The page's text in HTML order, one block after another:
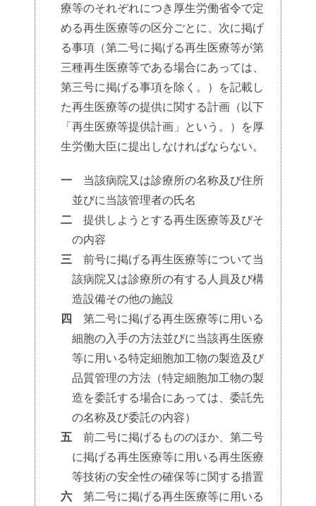
療等のそれぞれにつき厚生労働省令で定
める再生医療等の区分ごとに、次に掲げ
る事項（第二号に掲げる再生医療等が第
三種再生医療等である場合にあっては、
第三号に掲げる事項を除く。）を記載し
た再生医療等の提供に関する計画（以下
「再生医療等提供計画」という。）を厚
生労働大臣に提出しなければならない。
一 当該病院又は診療所の名称及び住所
並びに当該管理者の氏名
二 提供しようとする再生医療等及びそ
の内容
三 前号に掲げる再生医療等について当
該病院又は診療所の有する人員及び構
造設備その他の施設
四
第二号に掲げる再生医療等に用いる
細胞の入手の方法並びに当該再生医療
等に用いる特定細胞加工物の製造及び
品質管理の方法（特定細胞加工物の製
造を委託する場合にあっては、委託先
の名称及び委託の内容）
五 前二号に掲げるもののほか、第二号
に掲げる再生医療等に用いる再生医療
等技術の安全性の確保等に関する措置
六 第二号に掲げる再生医療等に用いる